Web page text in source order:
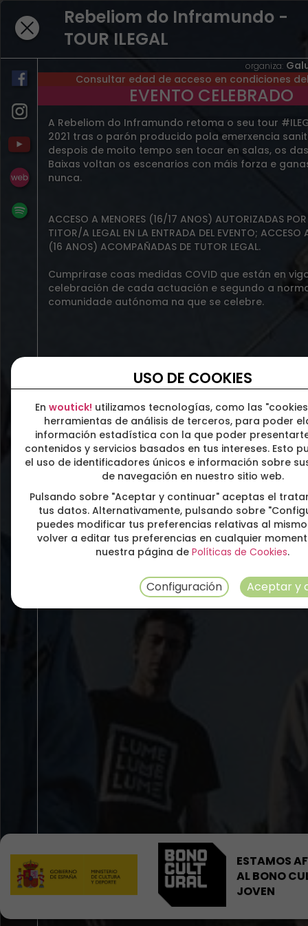
Rebeliom do Inframundo -
TOUR ILEGAL
organiza:
Consultar edad de acceso en condiciones
EVENTO CELEBRADO
A Rebeliom do Inframundo retoma o seu tour
2021 tras o parón producido pola emerxencia
despois de moito tempo sen tocar en salas, os
Baixas voltan os escenarios con máis forza e
nunca.
ACCESO A MENORES (16/17 ANOS) AUTORIZADAS
TITOR/A LEGAL EN LA ENTRADA DEL EVENTO; ACCESO
(16 ANOS) ACOMPAÑADAS DE TUTOR LEGAL.
Cumprirase coas medidas COVID que están en
celebración de cada actuación e segundo a
comunidade autónoma na que se celebre.
ESTAMOS
AL BONO
JOVEN
USO DE COOKIES
En woutick! utilizamos tecnologías, como las
herramientas de análisis de terceros, para poder
información estadística con la que poder
contenidos y servicios basados en tus intereses. Esto
el uso de identificadores únicos e información sobre
de navegación en nuestro sitio web.
Pulsando sobre "Aceptar y continuar" aceptas el
tus datos. Alternativamente, pulsando sobre
puedes modificar tus preferencias relativas al
volver a editar tus preferencias en cualquier
nuestra página de Políticas de Cookies.
Configuración Aceptar y
NO HAY RESULTADOS PARA
"REBELIOM" EN EVENTOS
PRESENCIALES
BUSCAR EN EVENTOS EN STREAMING